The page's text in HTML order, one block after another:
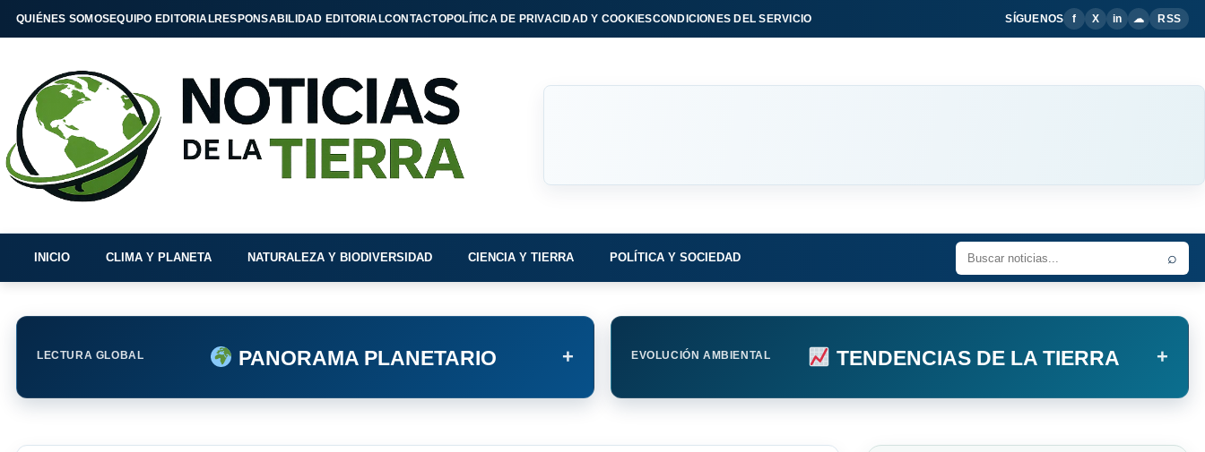
QUIÉNES SOMOSEQUIPO EDITORIALRESPONSABILIDAD EDITORIALCONTACTOPOLÍTICA DE PRIVACIDAD Y COOKIESCONDICIONES DEL SERVICIO SÍGUENOS f X in ☁ RSS
INICIO CLIMA Y PLANETA NATURALEZA Y BIODIVERSIDAD CIENCIA Y TIERRA POLÍTICA Y SOCIEDAD ⌕
LECTURA GLOBAL PANORAMA PLANETARIO + EVOLUCIÓN AMBIENTAL TENDENCIAS DE LA TIERRA +